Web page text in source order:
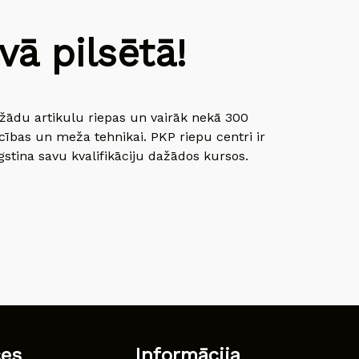
pilsētā!
artikulu riepas un vairāk nekā 300
un meža tehnikai. PKP riepu centri ir
savu kvalifikāciju dažādos kursos.